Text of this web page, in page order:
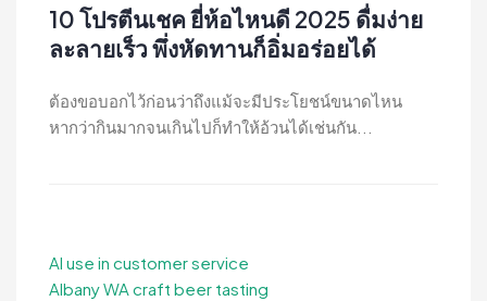
10 โปรตีนเชค ยี่ห้อไหนดี 2025 ดื่มง่าย
ละลายเร็ว พึ่งหัดทานก็อิ่มอร่อยได้
ต้องขอบอกไว้ก่อนว่าถึงแม้จะมีประโยชน์ขนาดไหน
หากว่ากินมากจนเกินไปก็ทำให้อ้วนได้เช่นกัน...
AI use in customer service
Albany WA craft beer tasting